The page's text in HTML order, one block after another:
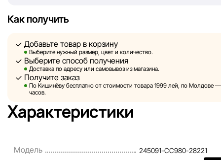
сторонних ресурсах, ссылки на которые могут быть
Sportlandia оставляет за собой право в одностороннем
без предварительного уведомления вносить изменения в
характеристики и потребительские свойства товаров.
Изображения, представленные на сайте, являются
Общая информация о товарах предоставляется в
целях.
Цены на товары, а также условия предоставления скидок,
Как получить
Добавьте товар в корзину
Выберите нужный размер, цвет и количество.
Выберите способ получения
Доставка по адресу или самовывоз из магазина.
Получите заказ
По Кишинёву бесплатно от стоимости товара 1999 лей, по Молдове —
часов.
Характеристики
Модель 245091-CC980-28221